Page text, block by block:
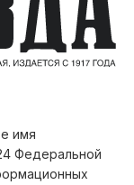
имя
Федеральной